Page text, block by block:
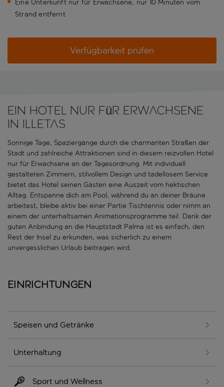
Eine Unterkunft nur für Erwachsene, nur 10 Minuten vom
Strand entfernt
Verfügbarkeit prüfen
Ein Hotel nur für Erwachsene
in Illetas
Sonnige Tage, Spaziergänge durch die charmanten Straßen der
Stadt und zahlreiche Attraktionen sind in diesem reizvollen Hotel
nur für Erwachsene an der Tagesordnung. Mit individuell
gestalteten Zimmern, stilvollem Design und tadellosem Service
bietet das Hotel seinen Gästen eine Auszeit vom hektischen
Alltag. Entspanne dich am Pool, während du an deiner Bräune
arbeitest, bleibe aktiv bei einer Partie Tischtennis oder nimm an
einem der unterhaltsamen Animationsprogramme teil. Dank der
guten Anbindung an die Hauptstadt Palma ist es einfach, den
Rest der Insel zu erkunden, was sicherlich zu einem
unvergesslichen Urlaub beitragen wird.
Einrichtungen
Speisen und Getränke
Unterhaltung
Sport und Wellness